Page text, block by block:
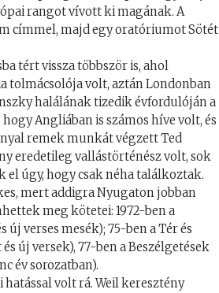
rangot vívott ki magának. A
címmel, majd egy oratóriumot Sötét
tért vissza többször is, ahol
tolmácsolója volt, aztán Londonban
halálának tizedik évfordulóján a
Angliában is számos híve volt, és
remek munkát végzett Ted
eredetileg vallástörténész volt, sok
el úgy, hogy csak néha találkoztak.
mert addigra Nyugaton jobban
meg kötetei: 1972-ben a
verses mesék); 75-ben a Tér és
új versek), 77-ben a Beszélgetések
év sorozatban).
volt rá. Weil keresztény